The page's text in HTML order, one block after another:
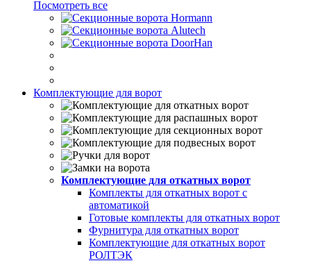
Посмотреть все
Комплектующие для ворот
Комплектующие для откатных ворот
Комплекты для откатных ворот с
автоматикой
Готовые комплекты для откатных ворот
Фурнитура для откатных ворот
Комплектующие для откатных ворот
РОЛТЭК